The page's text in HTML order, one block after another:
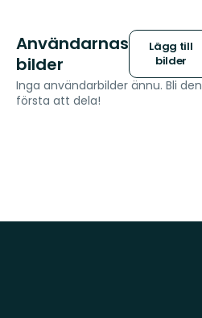
Användarnas
bilder
Lägg till
bilder
Inga användarbilder ännu. Bli den
första att dela!